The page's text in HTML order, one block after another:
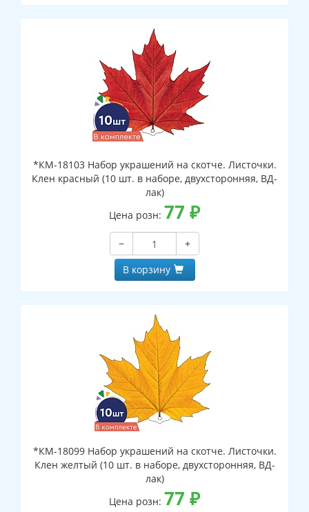
*КМ-18103 Набор украшений на скотче. Листочки.
Клен красный (10 шт. в наборе, двухсторонняя, ВД-
лак)
Цена розн: 77 ₽
−
+
В корзину
*КМ-18099 Набор украшений на скотче. Листочки.
Клен желтый (10 шт. в наборе, двухсторонняя, ВД-
лак)
Цена розн: 77 ₽